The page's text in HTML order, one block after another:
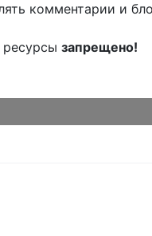
комментарии и
запрещено!